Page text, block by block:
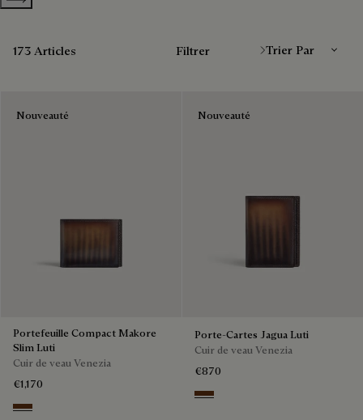
173 Articles Filtrer
Nouveauté
Portefeuille Compact Makore
Slim Luti
Cuir de veau Venezia
€1,170
Marrone & Nero
Nouveauté
Porte-Cartes Jagua Luti
Cuir de veau Venezia
€870
Marrone & Nero